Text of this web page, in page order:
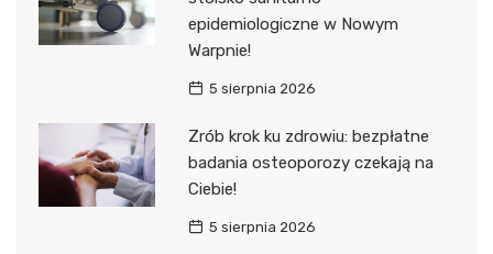
epidemiologiczne w Nowym
Warpnie!
5 sierpnia 2026
Zrób krok ku zdrowiu: bezpłatne
badania osteoporozy czekają na
Ciebie!
5 sierpnia 2026